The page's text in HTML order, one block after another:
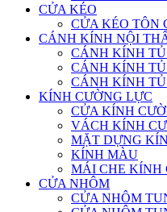
CỬA KÉO
CỬA KÉO TÔN
CÁNH KÍNH NỘI
CÁNH KÍNH
CÁNH KÍNH TỦ
CÁNH KÍNH
KÍNH CƯỜNG LỰC
CỬA KÍNH
VÁCH KÍNH
MẶT DỰNG
KÍNH MÀU
MÁI CHE KÍNH
CỬA NHÔM
CỬA NHÔM